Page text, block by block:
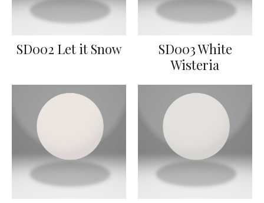
SD002 Let it Snow
SD003 White
Wisteria